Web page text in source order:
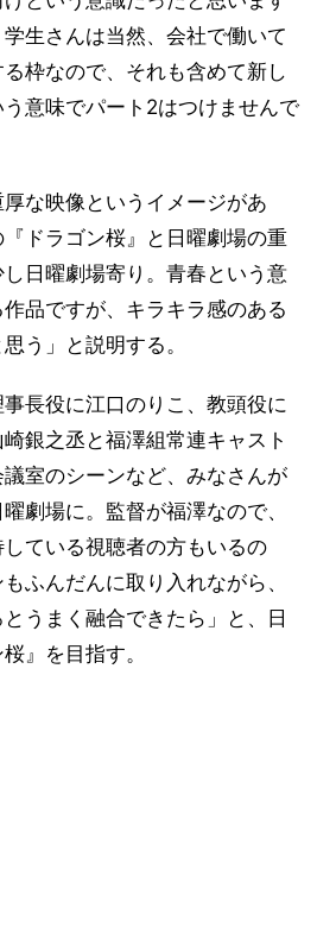
生さんは当然、会社で働いて
枠なので、それも含めて新し
意味でパート2はつけませんで
な映像というイメージがあ
ドラゴン桜』と日曜劇場の重
日曜劇場寄り。青春という意
品ですが、キラキラ感のある
う」と説明する。
長役に江口のりこ、教頭役に
銀之丞と福澤組常連キャスト
室のシーンなど、みなさんが
劇場に。監督が福澤なので、
ている視聴者の方もいるの
ふんだんに取り入れながら、
うまく融合できたら」と、日
』を目指す。